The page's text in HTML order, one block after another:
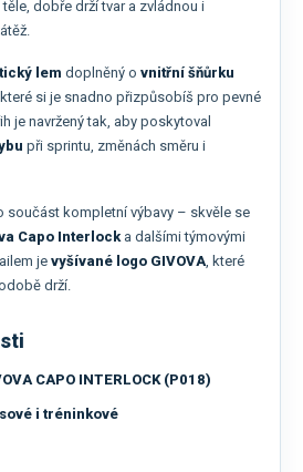
dobře drží tvar a zvládnou i
lem doplněný o vnitřní šňůrku
si je snadno přizpůsobíš pro pevné
je navržený tak, aby poskytoval
při sprintu, změnách směru i
součást kompletní výbavy – skvěle se
Capo Interlocka dalšími týmovými
je vyšívané logo GIVOVA, které
drží.
CAPO INTERLOCK (P018)
i tréninkové